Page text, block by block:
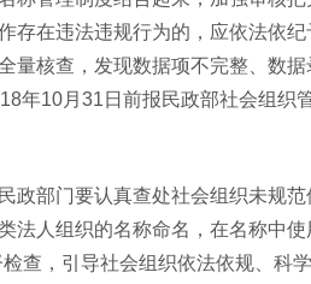
在违法违规行为的，应依法依
量核查，发现数据项不完整、数
年10月31日前报民政部社会组织
政部门要认真查处社会组织未规
人组织的名称命名，在名称中使用
查，引导社会组织依法依规、科